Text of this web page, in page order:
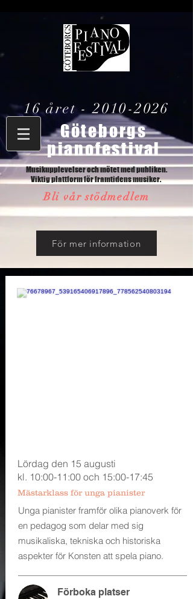
16 året -2010-2026
Göteborgs
pianofestival
Musikupplevelser och mötet med publiken.
Viktig plattform för framtidens musiker.
Bli vår stödmedlem
För mer information
Lördag den 15 augusti
kl. 10:00-11:00 och 15:00-17:45
Mästarklass för unga pianister
Unga pianister framför olika pianoverk för
en pedagog som delar med sig
musikaliska, tekniska och historiska
aspekter för Konsten att spela piano.
Förboka platser